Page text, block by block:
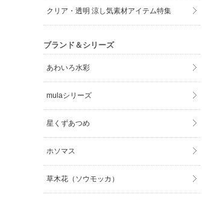
クリア・透明 涼し気素材アイテム特集
ブランド＆シリーズ
あわいろ水彩
mulaシリーズ
星くずあつめ
ホソマス
草木花（ソウモッカ）